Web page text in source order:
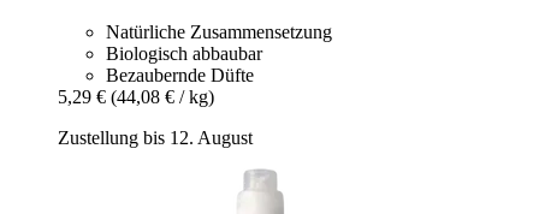
Natürliche Zusammensetzung
Biologisch abbaubar
Bezaubernde Düfte
5,29 € (44,08 € / kg)
Zustellung bis 12. August